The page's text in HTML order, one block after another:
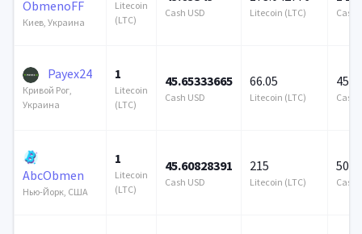
ObmenoFF
Киев, Украина
Litecoin
(LTC)
Cash USD Litecoin (LTC) Cash
Payex24
Кривой Рог,
Украина
1
Litecoin
(LTC)
45.65333665
Cash USD
66.05
Litecoin (LTC)
452
Cash
AbcObmen
Нью-Йорк, США
1
Litecoin
(LTC)
45.60828391
Cash USD
215
Litecoin (LTC)
500
Cash